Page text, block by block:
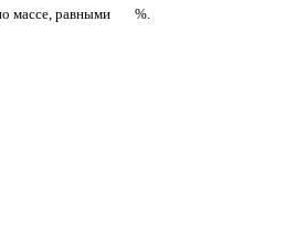
массе, равными
%.